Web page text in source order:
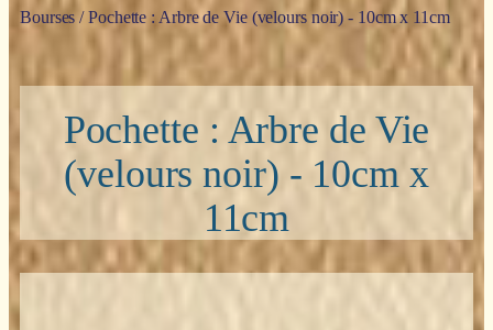
Bourses / Pochette : Arbre de Vie (velours noir) - 10cm x 11cm
Pochette : Arbre de Vie
(velours noir) - 10cm x
11cm